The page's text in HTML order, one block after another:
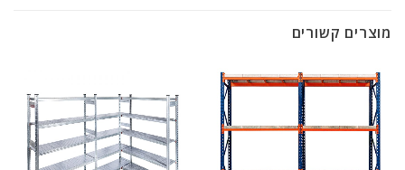
מוצרים קשורים